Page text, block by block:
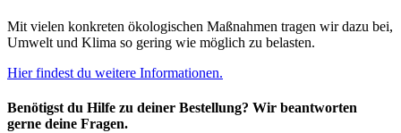
Mit vielen konkreten ökologischen Maßnahmen tragen wir dazu bei,
Umwelt und Klima so gering wie möglich zu belasten.
Hier findest du weitere Informationen.
Benötigst du Hilfe zu deiner Bestellung? Wir beantworten
gerne deine Fragen.